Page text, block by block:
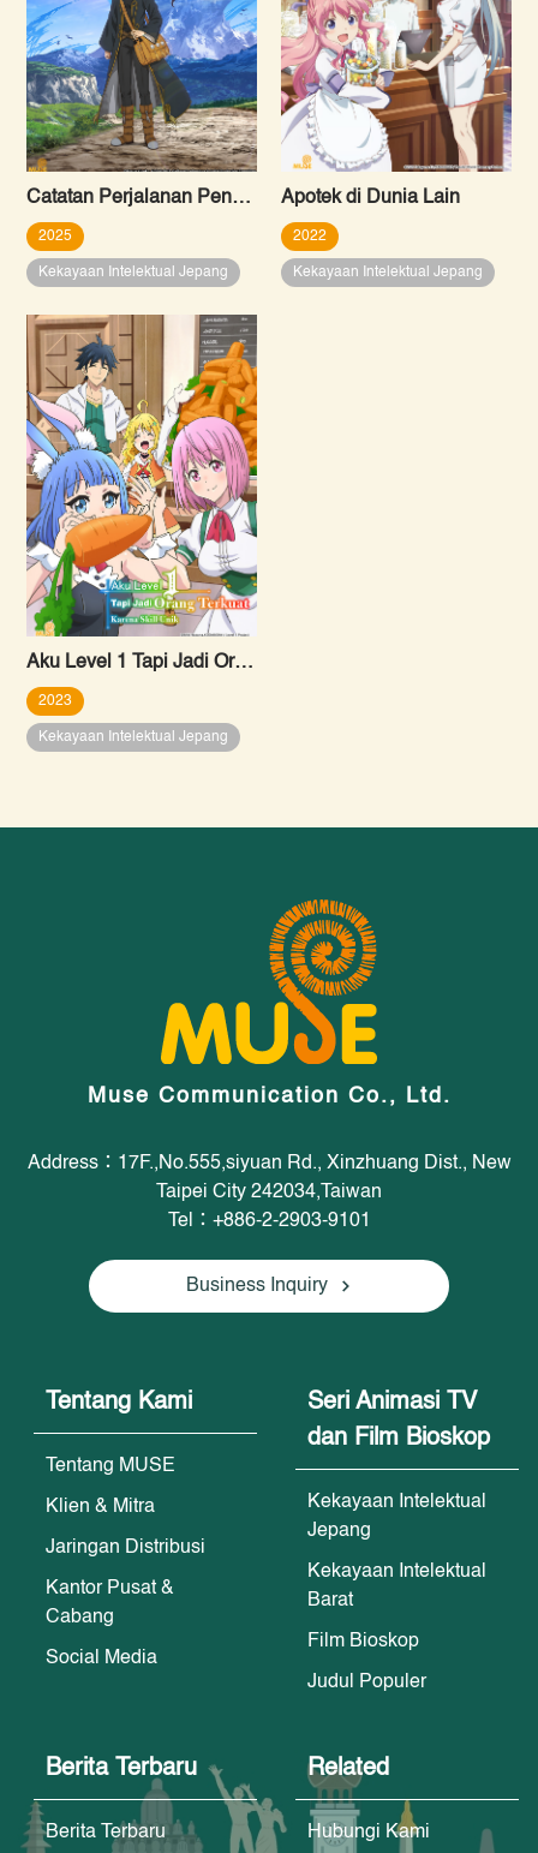
Catatan Perjalanan Pengumpul Material di Dunia Lain
2025
Kekayaan Intelektual Jepang
Apotek di Dunia Lain
2022
Kekayaan Intelektual Jepang
Aku Level 1 Tapi Jadi Orang Terkuat Karena Skill Unik
2023
Kekayaan Intelektual Jepang
Muse Communication Co., Ltd.
Address：17F.,No.555,siyuan Rd., Xinzhuang Dist., New
Taipei City 242034,Taiwan
Tel：+886-2-2903-9101
Business Inquiry
Tentang Kami
Tentang MUSE
Klien & Mitra
Jaringan Distribusi
Kantor Pusat &
Cabang
Social Media
Seri Animasi TV
dan Film Bioskop
Kekayaan Intelektual
Jepang
Kekayaan Intelektual
Barat
Film Bioskop
Judul Populer
Berita Terbaru
Berita Terbaru
Related
Hubungi Kami